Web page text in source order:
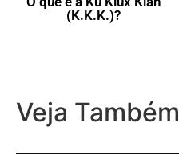
Rousseau, quem foi
Veja Também